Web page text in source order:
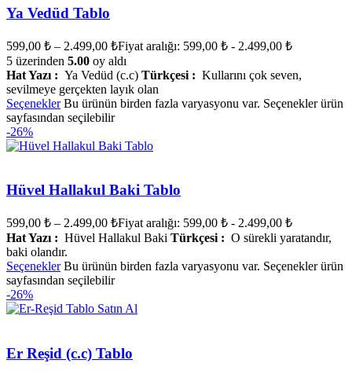
Ya Vedüd Tablo
599,00 ₺ – 2.499,00 ₺Fiyat aralığı: 599,00 ₺ - 2.499,00 ₺
5 üzerinden 5.00 oy aldı
Hat Yazı : Ya Vedüd (c.c) Türkçesi : Kullarını çok seven,
sevilmeye gerçekten layık olan
Seçenekler Bu ürünün birden fazla varyasyonu var. Seçenekler ürün
sayfasından seçilebilir
-26%
Hüvel Hallakul Baki Tablo
599,00 ₺ – 2.499,00 ₺Fiyat aralığı: 599,00 ₺ - 2.499,00 ₺
Hat Yazı : Hüvel Hallakul Baki Türkçesi : O sürekli yaratandır,
baki olandır.
Seçenekler Bu ürünün birden fazla varyasyonu var. Seçenekler ürün
sayfasından seçilebilir
-26%
Er Reşid (c.c) Tablo